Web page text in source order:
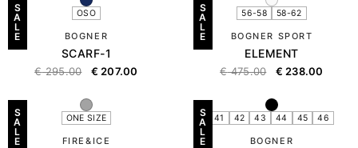
S
A
L
E
OSO
BOGNER
SCARF-1
€295.00 € 207.00
S
A
L
E
56-58 58-62
BOGNER SPORT
ELEMENT
€475.00 € 238.00
S
A
L
E
ONE SIZE
FIRE&ICE
S
A
L
E
41 42 43 44 45 46
BOGNER